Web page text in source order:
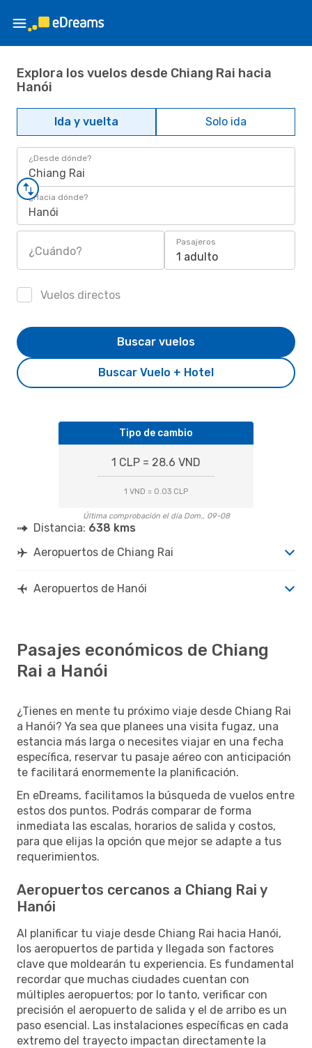
Explora los vuelos desde Chiang Rai hacia
Hanói
Ida y vuelta Solo ida
¿Desde dónde?
Chiang Rai
¿Hacia dónde?
Hanói
¿Cuándo?
Pasajeros
1 adulto
Vuelos directos
Buscar Vuelo + Hotel
Buscar vuelos
Tipo de cambio
1 CLP = 28.6 VND
1 VND = 0.03 CLP
Última comprobación el día Dom., 09-08
Distancia: 638 kms
Aeropuertos de Chiang Rai
Aeropuertos de Hanói
Pasajes económicos de Chiang
Rai a Hanói
¿Tienes en mente tu próximo viaje desde Chiang Rai
a Hanói? Ya sea que planees una visita fugaz, una
estancia más larga o necesites viajar en una fecha
específica, reservar tu pasaje aéreo con anticipación
te facilitará enormemente la planificación.
En eDreams, facilitamos la búsqueda de vuelos entre
estos dos puntos. Podrás comparar de forma
inmediata las escalas, horarios de salida y costos,
para que elijas la opción que mejor se adapte a tus
requerimientos.
Aeropuertos cercanos a Chiang Rai y
Hanói
Al planificar tu viaje desde Chiang Rai hacia Hanói,
los aeropuertos de partida y llegada son factores
clave que moldearán tu experiencia. Es fundamental
recordar que muchas ciudades cuentan con
múltiples aeropuertos; por lo tanto, verificar con
precisión el aeropuerto de salida y el de arribo es un
paso esencial. Las instalaciones específicas en cada
extremo del trayecto impactan directamente la